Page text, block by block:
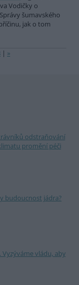
Vodičky o
šumavského
jak o tom
| »
odstraňování
promění péči
budoucnost jádra?
vládu, aby